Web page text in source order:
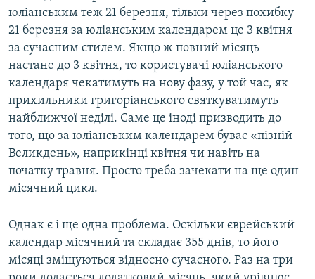
юліанським теж 21 березня, тільки через похибку
21 березня за юліанським календарем це 3 квітня
за сучасним стилем. Якщо ж повний місяць
настане до 3 квітня, то користувачі юліанського
календаря чекатимуть на нову фазу, у той час, як
прихильники григоріанського святкуватимуть
найближчої неділі. Саме це іноді призводить до
того, що за юліанським календарем буває «пізній
Великдень», наприкінці квітня чи навіть на
початку травня. Просто треба зачекати на ще один
місячний цикл.
Однак є і ще одна проблема. Оскільки єврейський
календар місячний та складає 355 днів, то його
місяці зміщуються відносно сучасного. Раз на три